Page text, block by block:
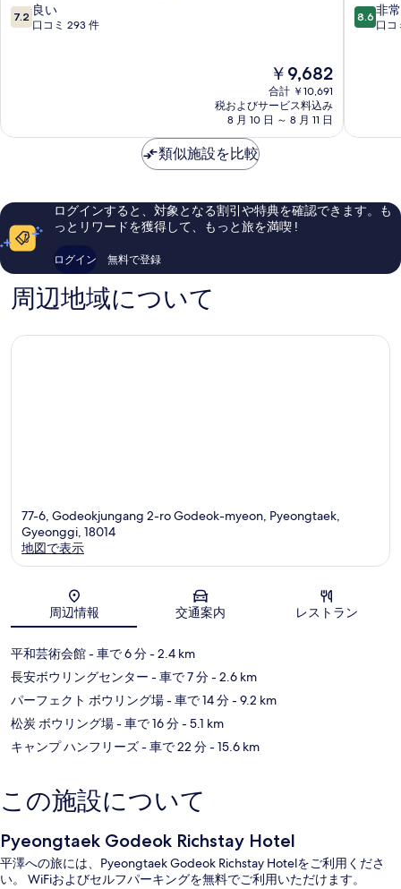
ク
ス
10
段
コ
件
口
コ
7.2 良い
口コミ 293 件
現
在
の
料
金
￥9,682
合計 ￥10,691
税およびサービス料込み
8 月 10 日 ～ 8 月 11 日
10
段
良
ミ
102
8.6 非
口コ
類似施設を比較
ログインすると、対象となる割引や特典を確認できます。も
っとリワードを獲得して、もっと旅を満喫 !
ログイン 無料で登録
周辺地域について
77-6, Godeokjungang 2-ro Godeok-myeon, Pyeongtaek,
Gyeonggi, 18014
地図で表示
周辺情報 交通案内 レストラン
平和芸術会館- 車で 6 分- 2.4 km
長安ボウリングセンター - 車で 7 分- 2.6 km
パーフェクト ボウリング場- 車で 14 分- 9.2 km
松炭 ボウリング場- 車で 16 分- 5.1 km
キャンプ ハンフリーズ- 車で 22 分- 15.6 km
この施設について
Pyeongtaek Godeok Richstay Hotel
平澤への旅には、Pyeongtaek Godeok Richstay Hotelをご利用くださ
い。 WiFiおよびセルフパーキングを無料でご利用いただけます。